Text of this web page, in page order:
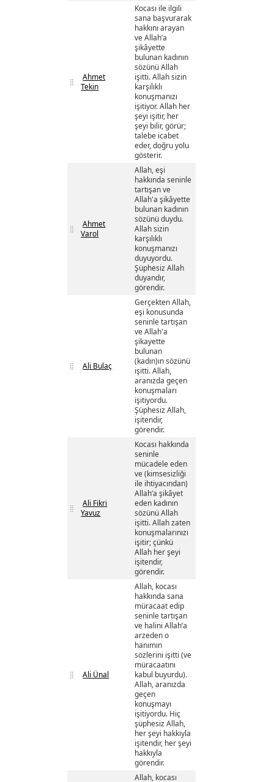
Ahmet
Tekin
Kocası ile ilgili
sana başvurarak
hakkını arayan
ve Allah’a
şikâyette
bulunan kadının
sözünü Allah
işitti. Allah sizin
karşılıklı
konuşmanızı
işitiyor. Allah her
şeyi işitir, her
şeyi bilir, görür;
talebe icabet
eder, doğru yolu
gösterir.
Ahmet
Varol
Allah, eşi
hakkında seninle
tartışan ve
Allah'a şikâyette
bulunan kadının
sözünü duydu.
Allah sizin
karşılıklı
konuşmanızı
duyuyordu.
Şüphesiz Allah
duyandır,
görendir.
Ali Bulaç
Gerçekten Allah,
eşi konusunda
seninle tartışan
ve Allah'a
şikayette
bulunan
(kadın)ın sözünü
işitti. Allah,
aranızda geçen
konuşmaları
işitiyordu.
Şüphesiz Allah,
işitendir,
görendir.
Ali Fikri
Yavuz
Kocası hakkında
seninle
mücadele eden
ve (kimsesizliği
ile ihtiyacından)
Allah’a şikâyet
eden kadının
sözünü Allah
işitti. Allah zaten
konuşmalarınızı
işitir; çünkü
Allah her şeyi
işitendir,
görendir.
Ali Ünal
Allah, kocası
hakkında sana
müracaat edip
seninle tartışan
ve halini Allah’a
arzeden o
hanımın
sözlerini işitti (ve
müracaatını
kabul buyurdu).
Allah, aranızda
geçen
konuşmayı
işitiyordu. Hiç
şüphesiz Allah,
her şeyi hakkıyla
işitendir, her şeyi
hakkıyla
görendir.
Allah, kocası